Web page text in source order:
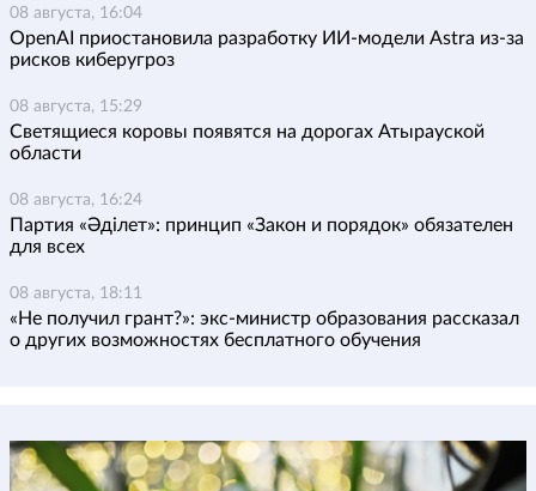
08 августа, 16:04
OpenAI приостановила разработку ИИ-модели Astra из-за
рисков киберугроз
08 августа, 15:29
Светящиеся коровы появятся на дорогах Атырауской
области
08 августа, 16:24
Партия «Әділет»: принцип «Закон и порядок» обязателен
для всех
08 августа, 18:11
«Не получил грант?»: экс-министр образования рассказал
о других возможностях бесплатного обучения